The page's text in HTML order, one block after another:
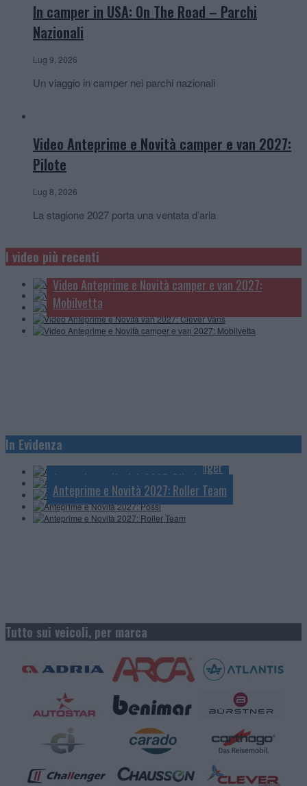
In camper in USA: On The Road – Parchi
Nazionali
Lug 9, 2026
Un viaggio in camper nei parchi nazionali
Video Anteprime e Novità camper e van 2027:
Pilote
Lug 8, 2026
La stagione 2027 porta una ventata d’aria
I video più recenti
McLouis
Video Anteprime e Novità camper 2027: Carthago
Video Anteprime e novità camper, van e caravan:
Knaus
Video Anteprime e Novità van 2027: Clever Vans
Video Anteprime e Novità camper e van 2027:
Mobilvetta
In EvidenzaAnteprime e Novità 2027: Knaus
Anteprime e Novità 2027: Mobilvetta
Anteprime e Novità 2027: Challenger
Anteprime e Novità 2027: Pössl
Anteprime e Novità 2027: Roller Team
Tutto sui veicoli, per marca